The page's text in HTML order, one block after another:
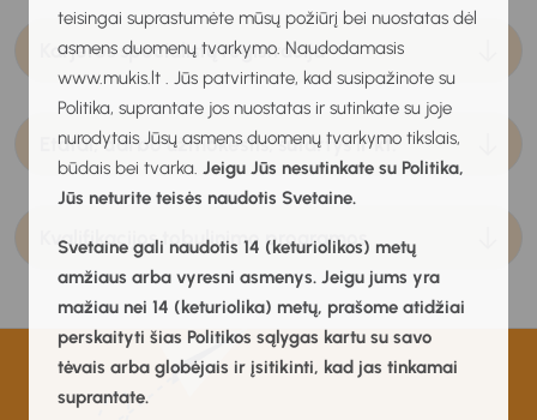
teisingai suprastumėte mūsų požiūrį bei nuostatas dėl
asmens duomenų tvarkymo. Naudodamasis
www.mukis.lt . Jūs patvirtinate, kad susipažinote su
Politika, suprantate jos nuostatas ir sutinkate su joje
nurodytais Jūsų asmens duomenų tvarkymo tikslais,
būdais bei tvarka. Jeigu Jūs nesutinkate su Politika,
Jūs neturite teisės naudotis Svetaine.
Svetaine gali naudotis 14 (keturiolikos) metų
amžiaus arba vyresni asmenys. Jeigu jums yra
mažiau nei 14 (keturiolika) metų, prašome atidžiai
perskaityti šias Politikos sąlygas kartu su savo
tėvais arba globėjais ir įsitikinti, kad jas tinkamai
suprantate.
Karjeros specialistų registracija
Etatai, darbo užmokestis, sutartys ir kt.
Kvalifikacijos tobulinimo programos